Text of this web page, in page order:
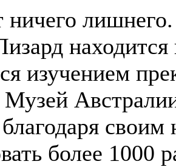
ничего
находится
изучением
Музей
более 1000